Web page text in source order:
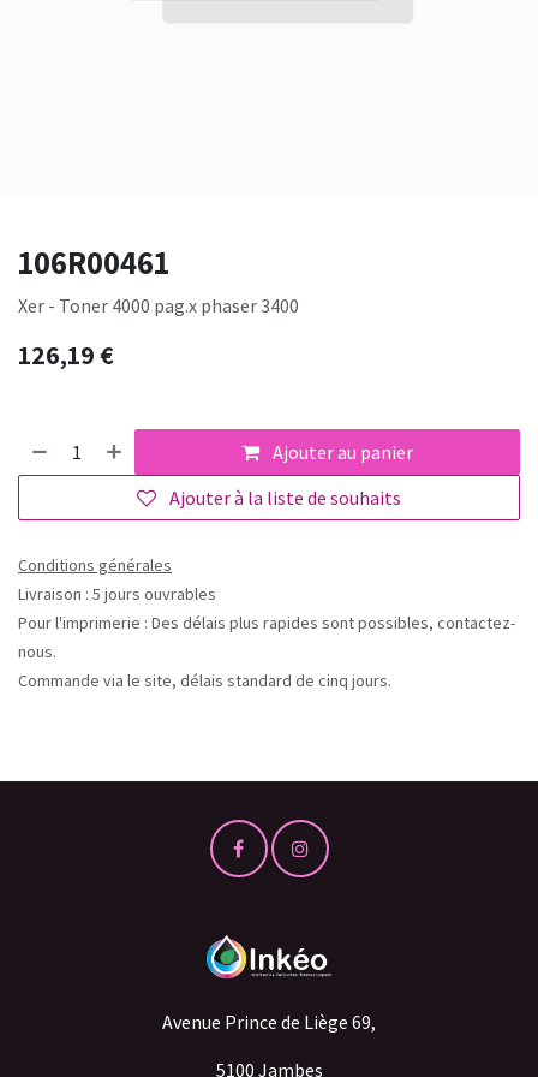
106R00461
Xer - Toner 4000 pag.x phaser 3400
126,19€
Ajouter au panier
Ajouter à la liste de souhaits
Conditions générales
Livraison : 5 jours ouvrables
Pour l'imprimerie : Des délais plus rapides sont possibles, contactez-
nous.
Commande via le site, délais standard de cinq jours.
Avenue Prince de Liège 69,
5100 Jambes